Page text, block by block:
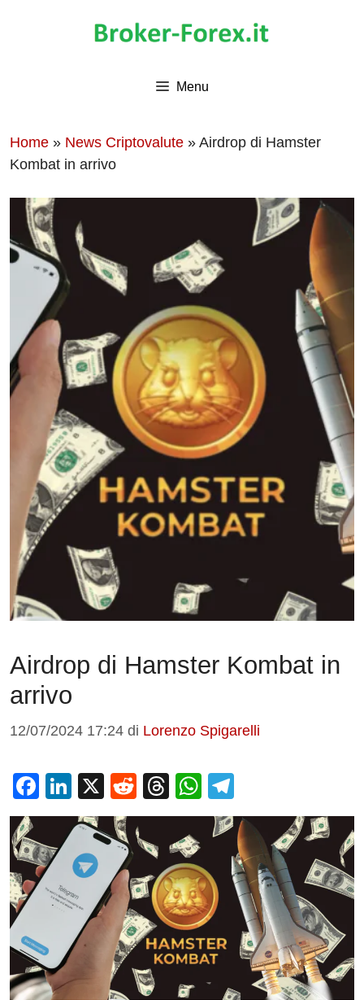
Menu
Home » News Criptovalute » Airdrop di Hamster
Kombat in arrivo
Airdrop di Hamster Kombat in
arrivo
12/07/2024 17:24 di Lorenzo Spigarelli
F
a
c
e
b
o
k
Li
n
k
e
dI
n
X
R
e
d
di
t
T
hr
e
a
d
s
W
h
at
s
A
p
p
el
e
gr
a
m